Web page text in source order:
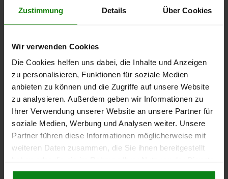
Zustimmung Details Über Cookies
Wir verwenden Cookies
Die Cookies helfen uns dabei, die Inhalte und Anzeigen
zu personalisieren, Funktionen für soziale Medien
anbieten zu können und die Zugriffe auf unsere Website
zu analysieren. Außerdem geben wir Informationen zu
Ihrer Verwendung unserer Website an unsere Partner für
soziale Medien, Werbung und Analysen weiter. Unsere
Partner führen diese Informationen möglicherweise mit
weiteren Daten zusammen, die Sie ihnen bereitgestellt
gesammelt haben.Cookie Richtlinien
16,29 €
zzgl. MwSt.
03422
KUGELSPERRBOLZEN MIT T-GRIFF, D1=6, L=15,